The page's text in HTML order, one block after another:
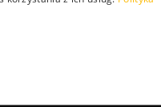
produktu